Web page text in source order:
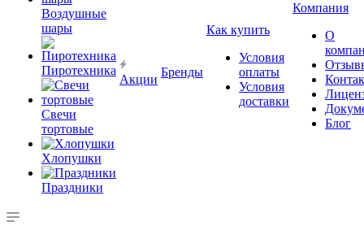
Воздушные
шары
Пиротехника
Свечи
тортовые
Хлопушки
Праздники
Акции
Бренды
Как купить
Условия
оплаты
Условия
доставки
Компания
О
Блог